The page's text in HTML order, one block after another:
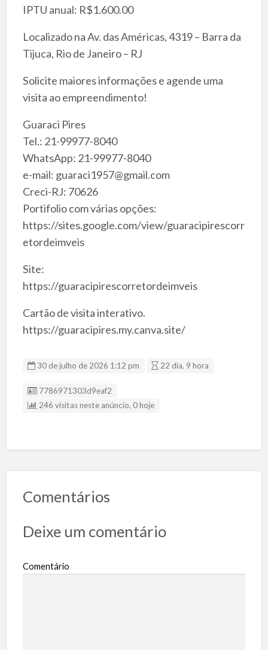
IPTU anual: R$1.600.00
Localizado na Av. das Américas, 4319 – Barra da
Tijuca, Rio de Janeiro – RJ
Solicite maiores informações e agende uma
visita ao empreendimento!
Guaraci Pires
Tel.: 21-99977-8040
WhatsApp: 21-99977-8040
e-mail: guaraci1957@gmail.com
Creci-RJ: 70626
Portifolio com várias opções:
https://sites.google.com/view/guaracipirescorr
etordeimveis
Site:
https://guaracipirescorretordeimveis
Cartão de visita interativo.
https://guaracipires.my.canva.site/
30 de julho de 2026 1:12 pm 22 dia, 9 hora
Listing ID
7786971303d9eaf2
246 visitas neste anúncio, 0 hoje
Comentários
Deixe um comentário
Comentário